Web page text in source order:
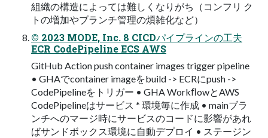
組織の構造によっては難しくなりがち（コンフリ ク
トの増加やブランチ管理の煩雑化など）
© 2023 MODE, Inc. 8 CICDパイプラインの工夫
ECR CodePipeline ECS AWS
GitHub Action push container images trigger pipeline
• GHAでcontainer imageをbuild -> ECRにpush ->
CodePipelineをトリガー • GHA WorkﬂowとAWS
CodePipelineはサービス * 環境毎に作成 • mainブラ
ンチへのマージ時にサービスのコードに影響があれ
ばサンドボックス環境に自動デプロイ • ステージン